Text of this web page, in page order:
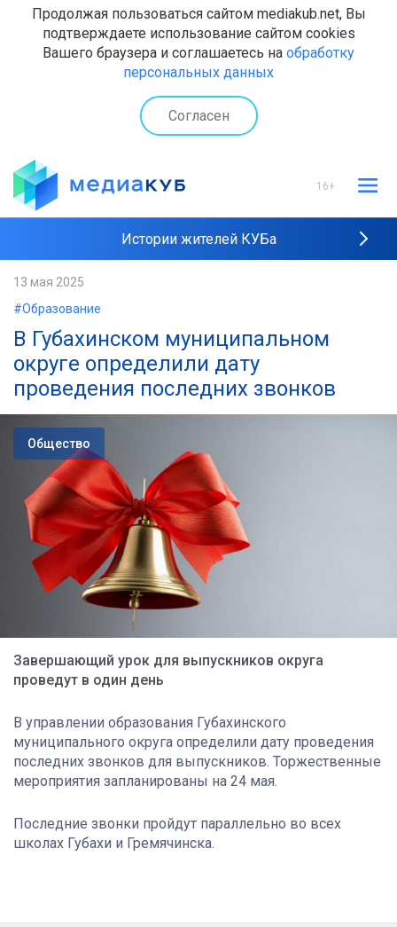
Продолжая пользоваться сайтом mediakub.net, Вы
подтверждаете использование сайтом cookies
Вашего браузера и соглашаетесь на обработку
персональных данных
Согласен
16+
Истории жителей КУБа
13 мая 2025
#Образование
В Губахинском муниципальном
округе определили дату
проведения последних звонков
Общество
Завершающий урок для выпускников округа
проведут в один день
В управлении образования Губахинского
муниципального округа определили дату проведения
последних звонков для выпускников. Торжественные
мероприятия запланированы на 24 мая.
Последние звонки пройдут параллельно во всех
школах Губахи и Гремячинска.